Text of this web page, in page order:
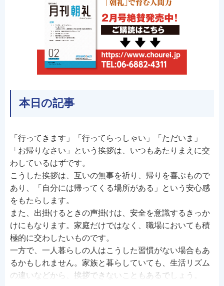
本日の記事
「行ってきます」「行ってらっしゃい」「ただいま」
「お帰りなさい」という挨拶は、いつもあたりまえに交
わしているはずです。
こうした挨拶は、互いの無事を祈り、帰りを喜ぶもので
あり、「自分には帰ってくる場所がある」という安心感
をもたらします。
また、出掛けるときの声掛けは、安全を意識するきっか
けにもなります。家庭だけではなく、職場においても積
極的に交わしたいものです。
一方で、一人暮らしの人はこうした習慣がない場合もあ
るかもしれません。家族と暮らしていても、生活リズム
の違いなどから、挨拶できないこともあるでしょう。